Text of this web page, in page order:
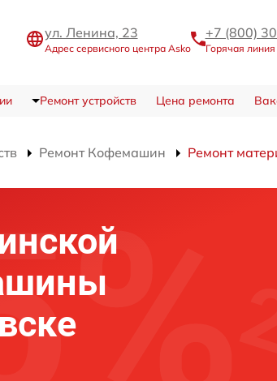
ул. Ленина, 23
Адрес сервисного центра Asko
+7 (800)
Горячая линия
Ремонт устройств Цена ремонта
Ремонт Кофемашин Ремонт